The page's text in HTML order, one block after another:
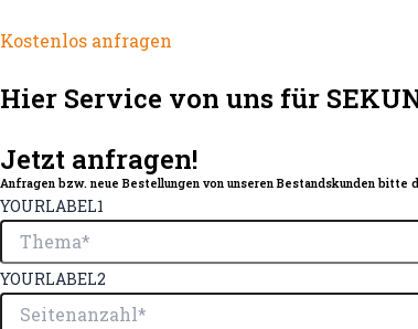
Kostenlos anfragen
Hier Service von uns für
Jetzt anfragen!
Anfragen bzw. neue Bestellungen von unseren Bestandskunden bitte
YOURLABEL1
YOURLABEL2